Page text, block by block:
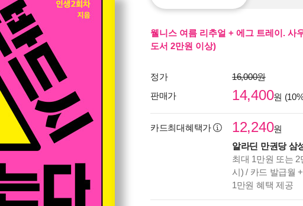
웰니스 여름 리추얼 + 에그 트레이. 사
도서 2만원 이상)
정가
16,000원
판매가
14,400원
카드최대혜택가 12,240원
알라딘 만권당 삼
최대 1만원 또는
시) / 카드 발급월
1만원 혜택 제공